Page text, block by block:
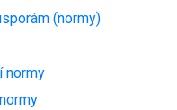
(normy)
normy